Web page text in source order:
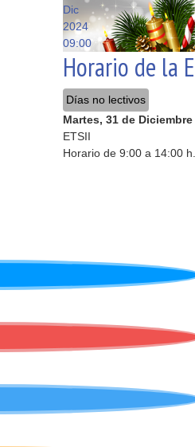
Dic
2024
09:00
Horario de la
Días no lectivos
Martes, 31 de Diciembre
ETSII
Horario de 9:00 a 14:00